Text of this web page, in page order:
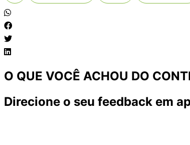
O QUE VOCÊ ACHOU DO
Direcione o seu feedback em